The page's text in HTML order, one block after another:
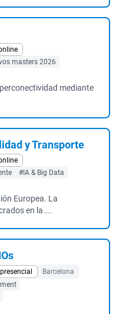
masters 2026
mediante
y Transporte
#IA & Big Data
Europea. La
en la ...
Barcelona